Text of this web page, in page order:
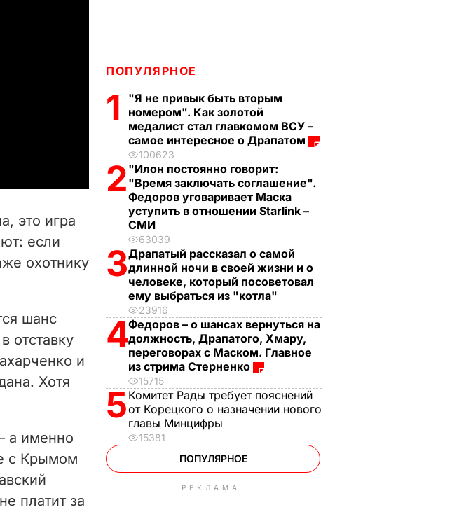
это игра
если
охотнику
шанс
отставку
и
Хотя
а именно
с Крымом
платит за
ПОПУЛЯРНОЕ
1
"Я не привык быть вторым
номером". Как золотой
медалист стал главкомом ВСУ –
самое интересное о Драпатом
100623
2 "Илон постоянно говорит:
"Время заключать соглашение".
Федоров уговаривает Маска
уступить в отношении Starlink –
СМИ
63039
3Драпатый рассказал о самой
длинной ночи в своей жизни и о
человеке, который посоветовал
ему выбраться из "котла"
23916
4Федоров – о шансах вернуться на
должность, Драпатого, Хмару,
переговорах с Маском. Главное
из стрима Стерненко
15715
5 Комитет Рады требует пояснений
от Корецкого о назначении нового
главы Минцифры
15381
ПОПУЛЯРНОЕ
РЕКЛАМА